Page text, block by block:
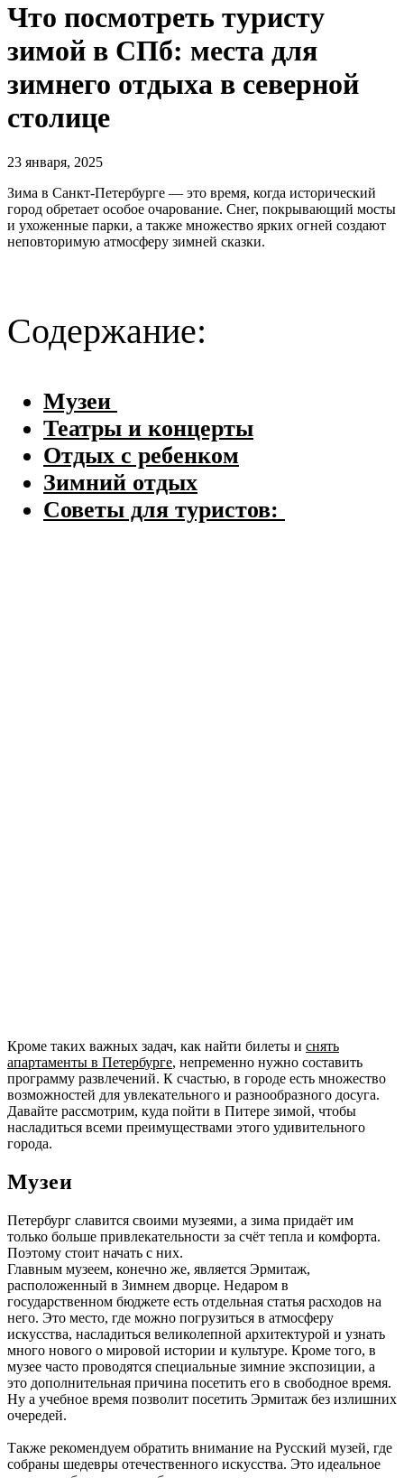
Что посмотреть туристу
зимой в СПб: места для
зимнего отдыха в северной
столице
23 января, 2025
Зима в Санкт-Петербурге — это время, когда исторический
город обретает особое очарование. Снег, покрывающий мосты
и ухоженные парки, а также множество ярких огней создают
неповторимую атмосферу зимней сказки.
Содержание:
Музеи
Театры и концерты
Отдых с ребенком
Зимний отдых
Советы для туристов:
Кроме таких важных задач, как найти билеты и снять
апартаменты в Петербурге, непременно нужно составить
программу развлечений. К счастью, в городе есть множество
возможностей для увлекательного и разнообразного досуга.
Давайте рассмотрим, куда пойти в Питере зимой, чтобы
насладиться всеми преимуществами этого удивительного
города.
Музеи
Петербург славится своими музеями, а зима придаёт им
только больше привлекательности за счёт тепла и комфорта.
Поэтому стоит начать с них.
Главным музеем, конечно же, является Эрмитаж,
расположенный в Зимнем дворце. Недаром в
государственном бюджете есть отдельная статья расходов на
него. Это место, где можно погрузиться в атмосферу
искусства, насладиться великолепной архитектурой и узнать
много нового о мировой истории и культуре. Кроме того, в
музее часто проводятся специальные зимние экспозиции, а
это дополнительная причина посетить его в свободное время.
Ну а учебное время позволит посетить Эрмитаж без излишних
очередей.
Также рекомендуем обратить внимание на Русский музей, где
собраны шедевры отечественного искусства. Это идеальное